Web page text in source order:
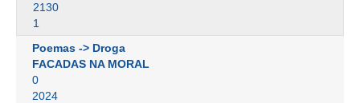
2130
1
Poemas -> Droga
FACADAS NA MORAL
0
2024